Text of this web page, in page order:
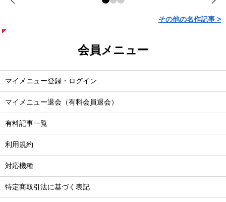
その他の名作記事 >
会員メニュー
マイメニュー登録・ログイン
マイメニュー退会（有料会員退会）
有料記事一覧
利用規約
対応機種
特定商取引法に基づく表記